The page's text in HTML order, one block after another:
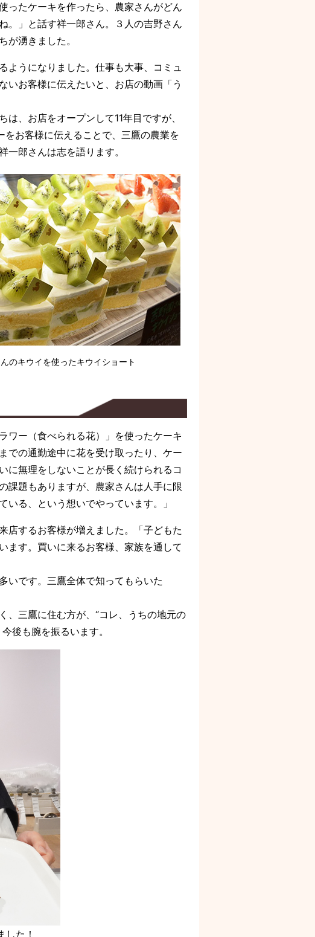
ったケーキを作ったら、農家さんがどん
。」と話す祥一郎さん。３人の吉野さん
湧きました。
ようになりました。仕事も大事、コミュ
いお客様に伝えたいと、お店の動画「う
、お店をオープンして11年目ですが、
お客様に伝えることで、三鷹の農業を
郎さんは志を語ります。
のキウイを使ったキウイショート
ワー（食べられる花）」を使ったケーキ
での通勤途中に花を受け取ったり、ケー
に無理をしないことが長く続けられるコ
課題もありますが、農家さんは人手に限
る、という想いでやっています。」
店するお客様が増えました。「子どもた
ます。買いに来るお客様、家族を通して
いです。三鷹全体で知ってもらいた
三鷹に住む方が、“コレ、うちの地元の
後も腕を振るいます。
た！